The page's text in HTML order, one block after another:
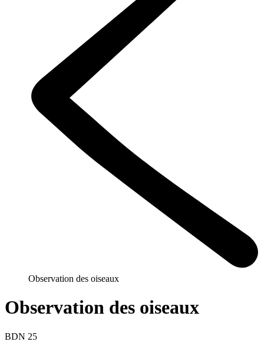
Observation des oiseaux
Observation des oiseaux
BDN 25